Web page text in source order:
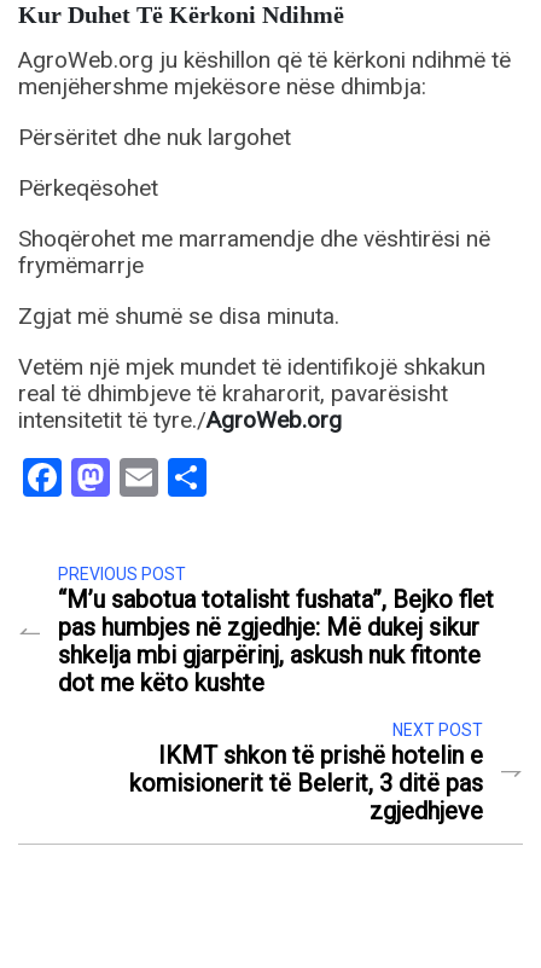
Kur Duhet Të Kërkoni Ndihmë
AgroWeb.org ju këshillon që të kërkoni ndihmë të
menjëhershme mjekësore nëse dhimbja:
Përsëritet dhe nuk largohet
Përkeqësohet
Shoqërohet me marramendje dhe vështirësi në
frymëmarrje
Zgjat më shumë se disa minuta.
Vetëm një mjek mundet të identifikojë shkakun
real të dhimbjeve të kraharorit, pavarësisht
intensitetit të tyre./AgroWeb.org
Facebook
Mastodon
Email
PREVIOUS POST
“M’u sabotua totalisht fushata”, Bejko flet
pas humbjes në zgjedhje: Më dukej sikur
shkelja mbi gjarpërinj, askush nuk fitonte
dot me këto kushte
NEXT POST
IKMT shkon të prishë hotelin e
komisionerit të Belerit, 3 ditë pas
zgjedhjeve